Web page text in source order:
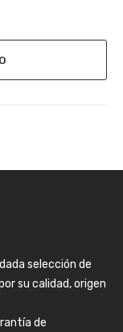
selección de
su calidad, origen
de